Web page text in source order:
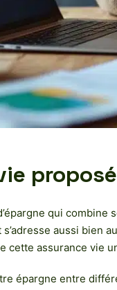
qui
aussi bien
assurance vie
épargne entre